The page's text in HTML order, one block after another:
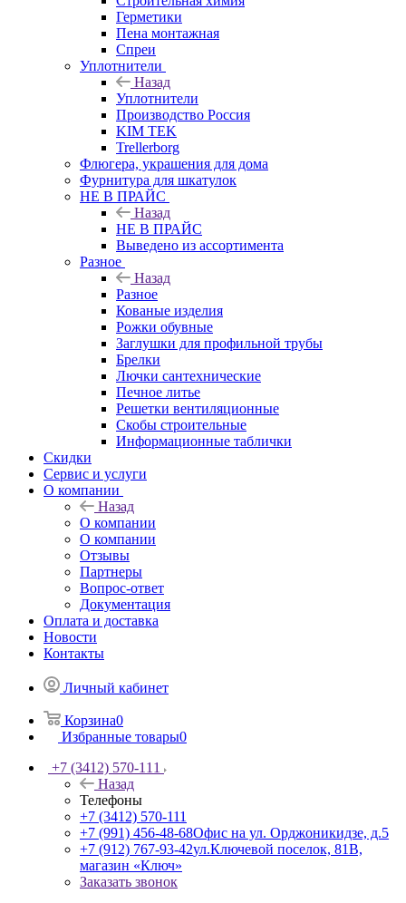
Герметики
Пена монтажная
Спреи
Уплотнители
Назад
Уплотнители
Производство Россия
KIM TEK
Trellerborg
Флюгера, украшения для дома
Фурнитура для шкатулок
НЕ В ПРАЙС
Назад
НЕ В ПРАЙС
Выведено из ассортимента
Разное
Назад
Разное
Кованые изделия
Рожки обувные
Заглушки для профильной трубы
Брелки
Лючки сантехнические
Печное литье
Решетки вентиляционные
Скобы строительные
Информационные таблички
Скидки
Сервис и услуги
О компании
Назад
О компании
О компании
Отзывы
Партнеры
Вопрос-ответ
Документация
Оплата и доставка
Новости
Контакты
Личный кабинет
Корзина0
Избранные товары0
+7 (3412) 570-111
Назад
Телефоны
+7 (3412) 570-111
+7 (991) 456-48-68Офис на ул. Орджоникидзе, д.5
+7 (912) 767-93-42ул.Ключевой поселок, 81В,
магазин «Ключ»
Заказать звонок